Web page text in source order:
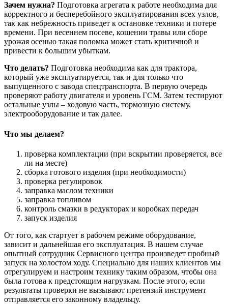
Зачем нужна? Подготовка агрегата к работе необходима для
корректного и бесперебойного эксплуатирования всех узлов,
так как небрежность приведет к остановке техники и потере
времени. При весеннем посеве, кошении травы или сборе
урожая осенью такая поломка может стать критичной и
привести к большим убыткам.
Что делать? Подготовка необходима как для трактора,
который уже эксплуатируется, так и для только что
выпущенного с завода спецтранспорта. В первую очередь
проверяют работу двигателя и уровень ГСМ. Затем тестируют
остальные узлы – ходовую часть, тормозную систему,
электрооборудование и так далее.
Что мы делаем?
проверка комплектации (при вскрытии проверяется, все
ли на месте)
сборка готового изделия (при необходимости)
проверка регулировок
заправка маслом техники
заправка топливом
контроль смазки в редукторах и коробках передач
запуск изделия
От того, как стартует в рабочем режиме оборудование,
зависит и дальнейшая его эксплуатация. В нашем случае
опытный сотрудник Сервисного центра произведет пробный
запуск на холостом ходу. Специально для наших клиентов мы
отрегулируем и настроим технику таким образом, чтобы она
была готова к предстоящим нагрузкам. После этого, если
результаты проверки не вызывают претензий инструмент
отправляется его законному владельцу.